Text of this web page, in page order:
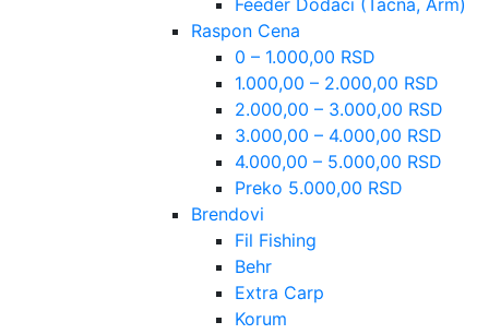
Raspon Cena
0 – 1.000,00 RSD
1.000,00 – 2.000,00 RSD
2.000,00 – 3.000,00 RSD
3.000,00 – 4.000,00 RSD
4.000,00 – 5.000,00 RSD
Preko 5.000,00 RSD
Brendovi
Fil Fishing
Behr
Extra Carp
Korum